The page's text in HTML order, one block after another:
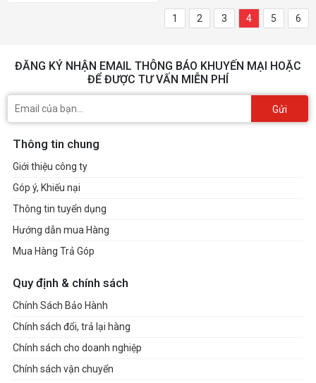
1 2 3 4 5 6
ĐĂNG KÝ NHẬN EMAIL THÔNG BÁO KHUYẾN MẠI HOẶC
ĐỂ ĐƯỢC TƯ VẤN MIỄN PHÍ
Gửi
Thông tin chung
Giới thiệu công ty
Góp ý, Khiếu nại
Thông tin tuyển dụng
Hướng dẫn mua Hàng
Mua Hàng Trả Góp
Quy định & chính sách
Chính Sách Bảo Hành
Chính sách đổi, trả lại hàng
Chính sách cho doanh nghiệp
Chính sách vận chuyển